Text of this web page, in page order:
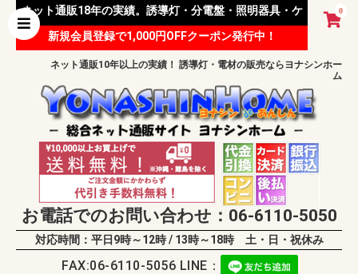
0
ネット通販18年の実績。誘導灯・分電盤・照明器具・ケ
ーブル等 様々な資材を取り扱っています。
新規会員登録で1,000円OFFクーポン発行中！
ネット通販10年以上の実績！ 誘導灯・電材の販売ならヨナシンホー
ム
お電話でのお問い合わせ：06-6110-5050
対応時間：平日9時～12時 / 13時～18時 土・日・祝休み
FAX:06-6110-5056 LINE：